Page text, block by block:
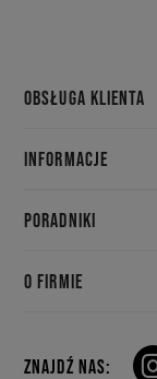
OBSŁUGA KLIENTA
INFORMACJE
PORADNIKI
O FIRMIE
ZNAJDŹ NAS: